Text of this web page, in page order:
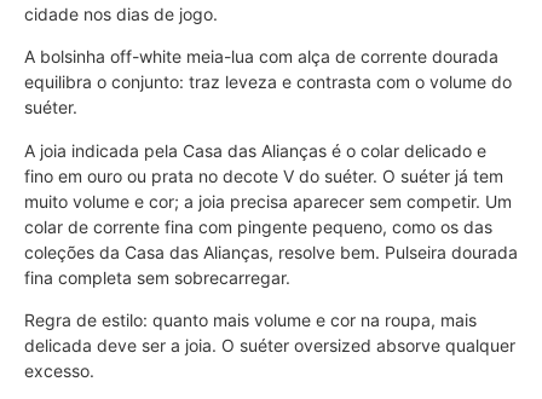
cidade nos dias de jogo.
A bolsinha off-white meia-lua com alça de corrente dourada
equilibra o conjunto: traz leveza e contrasta com o volume do
suéter.
A joia indicada pela Casa das Alianças é o colar delicado e
fino em ouro ou prata no decote V do suéter. O suéter já tem
muito volume e cor; a joia precisa aparecer sem competir. Um
colar de corrente fina com pingente pequeno, como os das
coleções da Casa das Alianças, resolve bem. Pulseira dourada
fina completa sem sobrecarregar.
Regra de estilo: quanto mais volume e cor na roupa, mais
delicada deve ser a joia. O suéter oversized absorve qualquer
excesso.